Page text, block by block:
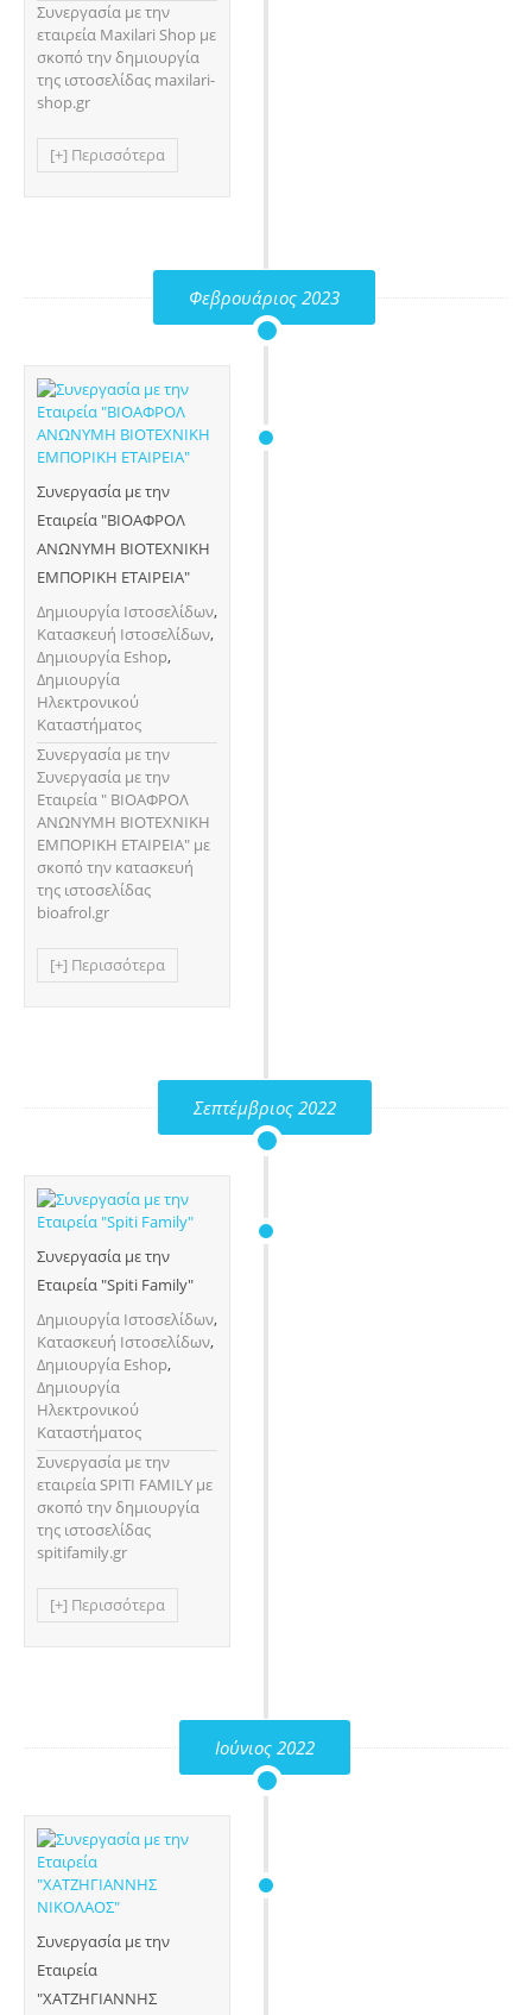
Συνεργασία με την
εταιρεία Maxilari Shop με
σκοπό την δημιουργία
της ιστοσελίδας maxilari-
shop.gr
[+] Περισσότερα
Φεβρουάριος 2023
Συνεργασία με την
Εταιρεία "ΒΙΟΑΦΡΟΛ
ΑΝΩΝΥΜΗ ΒΙΟΤΕΧΝΙΚΗ
ΕΜΠΟΡΙΚΗ ΕΤΑΙΡΕΙΑ"
Δημιουργία Ιστοσελίδων,
Κατασκευή Ιστοσελίδων,
Δημιουργία Eshop,
Δημιουργία
Ηλεκτρονικού
Καταστήματος
Συνεργασία με την
Συνεργασία με την
Εταιρεία " ΒΙΟΑΦΡΟΛ
ΑΝΩΝΥΜΗ ΒΙΟΤΕΧΝΙΚΗ
ΕΜΠΟΡΙΚΗ ΕΤΑΙΡΕΙΑ" με
σκοπό την κατασκευή
της ιστοσελίδας
bioafrol.gr
[+] Περισσότερα
Σεπτέμβριος 2022
Συνεργασία με την
Εταιρεία "Spiti Family"
Δημιουργία Ιστοσελίδων,
Κατασκευή Ιστοσελίδων,
Δημιουργία Eshop,
Δημιουργία
Ηλεκτρονικού
Καταστήματος
Συνεργασία με την
εταιρεία SPITI FAMILY με
σκοπό την δημιουργία
της ιστοσελίδας
spitifamily.gr
[+] Περισσότερα
Ιούνιος 2022
Συνεργασία με την
Εταιρεία
"ΧΑΤΖΗΓΙΑΝΝΗΣ